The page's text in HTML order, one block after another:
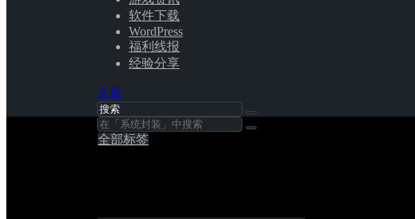
软件下载
WordPress
福利线报
经验分享
文章
全部标签